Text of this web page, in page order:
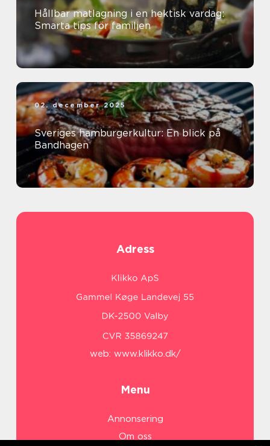
Hållbar matlagning i en hektisk vardag:
Smarta tips för familjen
02. december 2025
Sveriges hamburgerkultur: En blick på
Bandhagen
Adress
web: www.klikko.dk/
Menu
Annonsering
Om oss